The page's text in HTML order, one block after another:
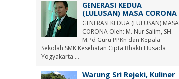
GENERASI KEDUA
(LULUSAN) MASA CORONA
GENERASI KEDUA (LULUSAN) MASA
CORONA Oleh: M. Nur Salim, SH.
M.Pd Guru PPKn dan Kepala
Sekolah SMK Kesehatan Cipta Bhakti Husada
Yogyakarta ...
Warung Sri Rejeki, Kuliner